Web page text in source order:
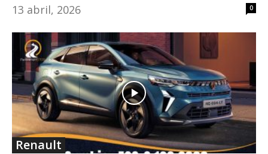
13 abril, 2026
0
Renault